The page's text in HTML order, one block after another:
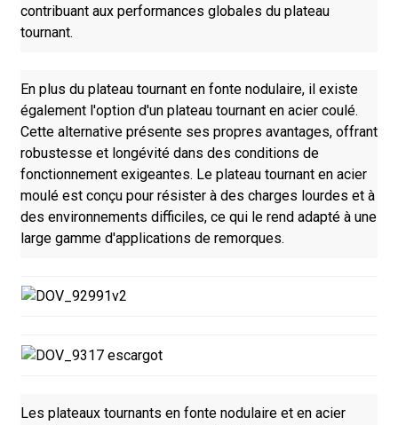
contribuant aux performances globales du plateau
tournant.
En plus du plateau tournant en fonte nodulaire, il existe
également l'option d'un plateau tournant en acier coulé.
Cette alternative présente ses propres avantages, offrant
robustesse et longévité dans des conditions de
fonctionnement exigeantes. Le plateau tournant en acier
moulé est conçu pour résister à des charges lourdes et à
des environnements difficiles, ce qui le rend adapté à une
large gamme d'applications de remorques.
Les plateaux tournants en fonte nodulaire et en acier